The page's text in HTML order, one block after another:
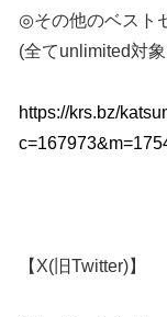
◎その他のベスト
(全てunlimited対
https://krs.bz/
【X(旧Twitter)】